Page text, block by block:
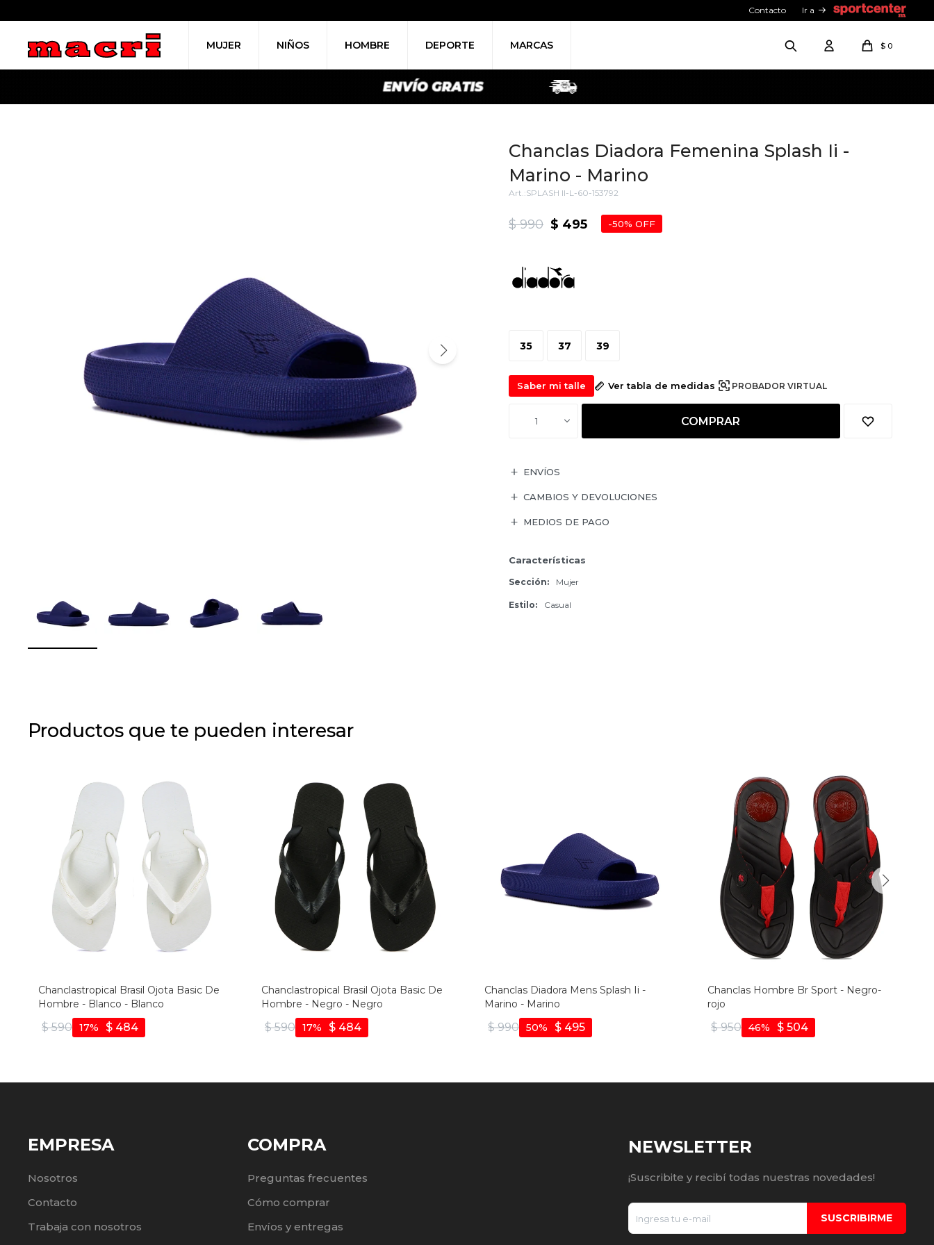
MUJER NIÑOS HOMBRE DEPORTE MARCAS $ 0
Contacto Ir a
Chanclas Diadora Femenina Splash Ii -
Marino - Marino
SPLASH II-L-60-153792
$ 495
$ 990 50
35 37 39
Saber mi talle Ver tabla de medidas PROBADOR VIRTUAL
1 COMPRAR
ENVÍOS
CAMBIOS Y DEVOLUCIONES
MEDIOS DE PAGO
Características
Sección Mujer
Estilo Casual
Productos que te pueden interesar
Chanclastropical Brasil Ojota Basic De
Hombre - Blanco - Blanco
$ 590 $ 484
17
Chanclastropical Brasil Ojota Basic De
Hombre - Negro - Negro
$ 590 $ 484
17
Chanclas Diadora Mens Splash Ii -
Marino - Marino
$ 990 $ 495
50
Chanclas Hombre Br Sport - Negro-
rojo
$ 950 $ 504
46
EMPRESA
Nosotros
Contacto
Trabaja con nosotros
COMPRA
Preguntas frecuentes
Cómo comprar
Envíos y entregas
NEWSLETTER
¡Suscribite y recibí todas nuestras novedades!
SUSCRIBIRME